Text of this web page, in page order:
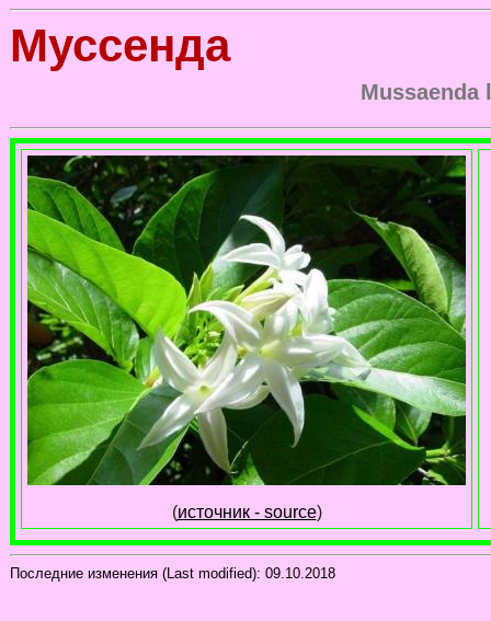
Муссенда
Mussaenda
(источник - source)
Последние изменения (Last modified): 09.10.2018